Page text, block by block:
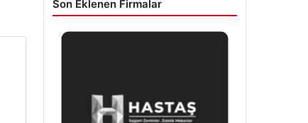
Son Eklenen Firmalar